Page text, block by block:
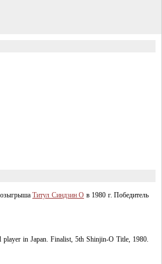
Титул Синдзин О в 1980 г. Победитель
player in Japan. Finalist, 5th Shinjin-O Title, 1980.